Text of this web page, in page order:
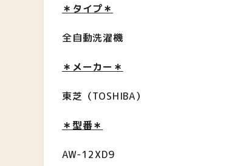
＊タイプ＊
全自動洗濯機
＊メーカー＊
東芝（TOSHIBA）
＊型番＊
AW-12XD9